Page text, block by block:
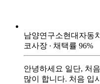
남양연구소현대자동
코사장 ∙ 채택률 96%
안녕하세요 일단, 처
많이 합니다. 처음 입